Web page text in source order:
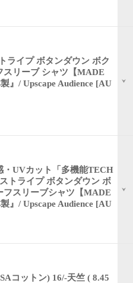
ライプ ボタンダウン ボク
スリーブ シャツ【MADE
』/ Upscape Audience [AU
・UVカット「多機能TECH
トライプ ボタンダウン ボ
フスリーブシャツ【MADE
』/ Upscape Audience [AU
コットン) 16/-天竺 ( 8.45